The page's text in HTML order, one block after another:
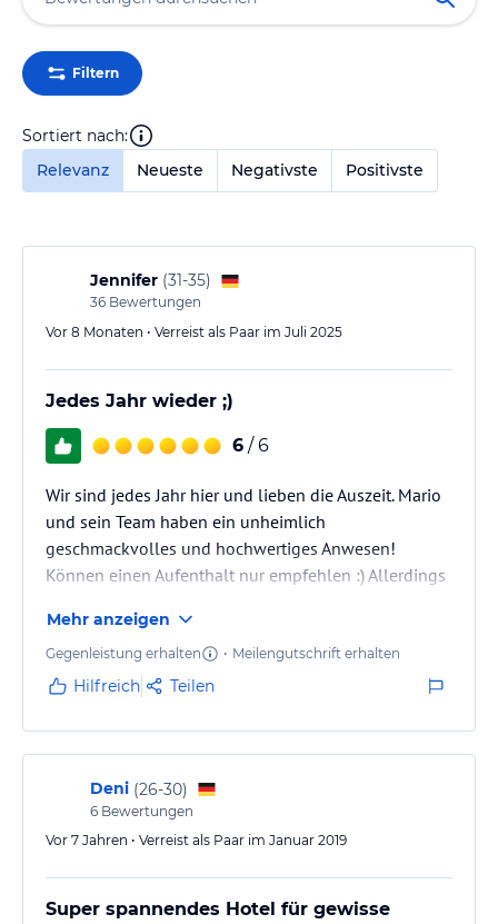
Filtern
Sortiert nach:
Relevanz
Neueste Negativste Positivste
Jennifer (31-35)
36 Bewertungen
Vor 8 Monaten • Verreist als Paar im Juli 2025
Jedes Jahr wieder ;)
6 / 6
Wir sind jedes Jahr hier und lieben die Auszeit. Mario
und sein Team haben ein unheimlich
geschmackvolles und hochwertiges Anwesen!
Können einen Aufenthalt nur empfehlen :) Allerdings
Jahr im Voraus ausgebucht ist ;)
Mehr anzeigen
Gegenleistung erhalten • Meilengutschrift erhalten
Hilfreich Teilen
Deni (26-30)
6 Bewertungen
Vor 7 Jahren • Verreist als Paar im Januar 2019
Super spannendes Hotel für gewisse